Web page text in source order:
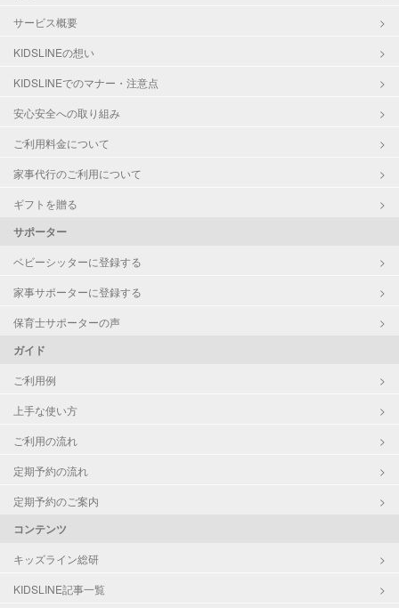
サービス概要
KIDSLINEの想い
KIDSLINEでのマナー・注意点
安心安全への取り組み
ご利用料金について
家事代行のご利用について
ギフトを贈る
サポーター
ベビーシッターに登録する
家事サポーターに登録する
保育士サポーターの声
ガイド
ご利用例
上手な使い方
ご利用の流れ
定期予約の流れ
定期予約のご案内
コンテンツ
キッズライン総研
KIDSLINE記事一覧